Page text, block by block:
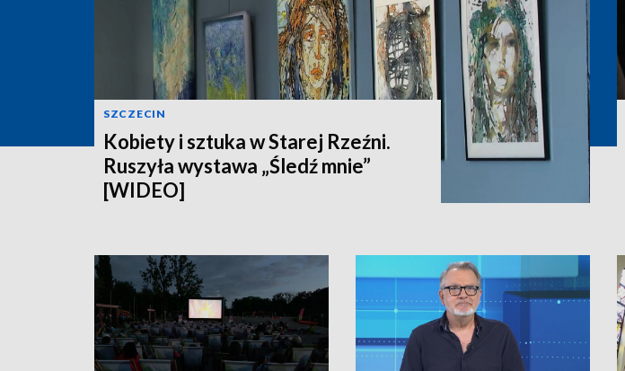
SZCZECIN
Kobiety i sztuka w Starej Rzeźni.
Ruszyła wystawa „Śledź mnie”
[WIDEO]